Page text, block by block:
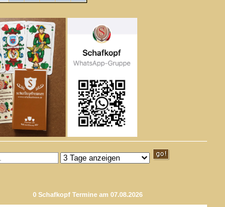
0 Schafkopf Termine am 07.08.2026